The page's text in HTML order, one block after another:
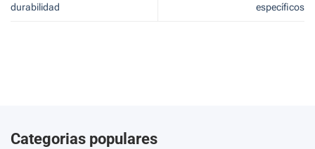
durabilidad
específicos
Categorias populares